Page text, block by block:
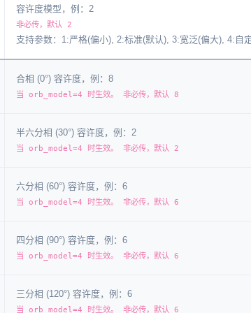
容许度模型，例：2
非必传，默认 2
支持参数：1:严格(偏小), 2:标准(默认), 3:宽泛(偏大), 4:自
合相 (0°) 容许度，例：8
当 orb_model=4 时生效。 非必传，默认 8
半六分相 (30°) 容许度，例：2
当 orb_model=4 时生效。 非必传，默认 2
六分相 (60°) 容许度，例：6
当 orb_model=4 时生效。 非必传，默认 6
四分相 (90°) 容许度，例：6
当 orb_model=4 时生效。 非必传，默认 6
三分相 (120°) 容许度，例：6
当 orb_model=4 时生效。 非必传，默认 6